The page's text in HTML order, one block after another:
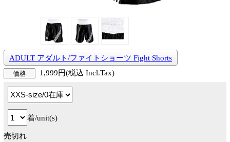
ADULT アダルト/ファイトショーツ Fight Shorts
価格 1,999円(税込 Incl.Tax)
着/unit(s)
売切れ